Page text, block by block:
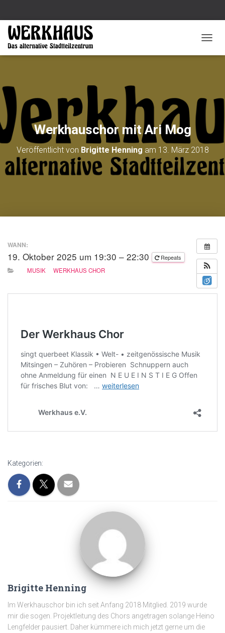
A
T
N
M
S
C
E
Werkhauschor mit Ari Mog
Veröffentlicht von Brigitte Henning am 13. März 2018
WANN:
19. Oktober 2025 um 19:30 – 22:30
Repeats
MUSIK
WERKHAUS CHOR
Kategorien:
Brigitte Henning
Im Werkhauschor bin ich seit Anfang 2018 Mitglied. 2019 wurde
mir die sogen. Projektleitung des Chors angetragen solange Heino
Lengfelder pausiert. Daher kümmere ich mich jetzt gerne um die